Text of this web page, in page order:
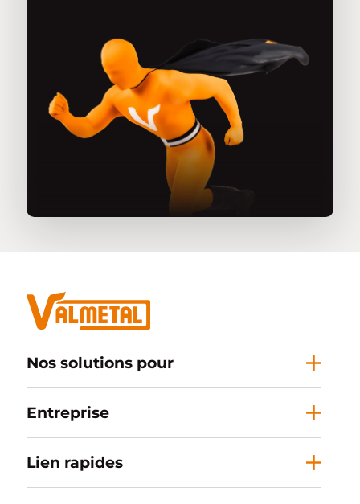
Nos solutions pour
Entreprise
Lien rapides